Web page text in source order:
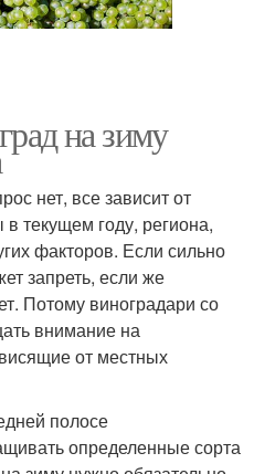
на зиму
нет, все зависит от
текущем году, региона,
факторов. Если сильно
запреть, если же
Потому виноградари со
внимание на
от местных
полосе
определенные сорта